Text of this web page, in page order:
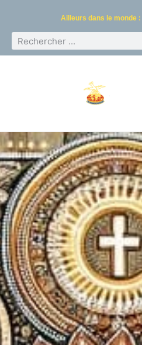
Ailleurs dans le monde :